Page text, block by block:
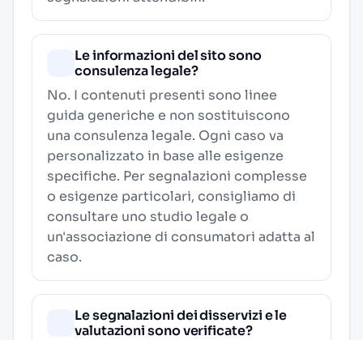
Le informazioni del sito sono
consulenza legale?
No. I contenuti presenti sono linee
guida generiche e non sostituiscono
una consulenza legale. Ogni caso va
personalizzato in base alle esigenze
specifiche. Per segnalazioni complesse
o esigenze particolari, consigliamo di
consultare uno studio legale o
un'associazione di consumatori adatta al
caso.
Le segnalazioni dei disservizi e le
valutazioni sono verificate?